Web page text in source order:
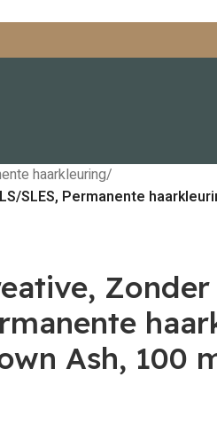
haarkleuring/
SLES, Permanente
Zonder
Ash, 100